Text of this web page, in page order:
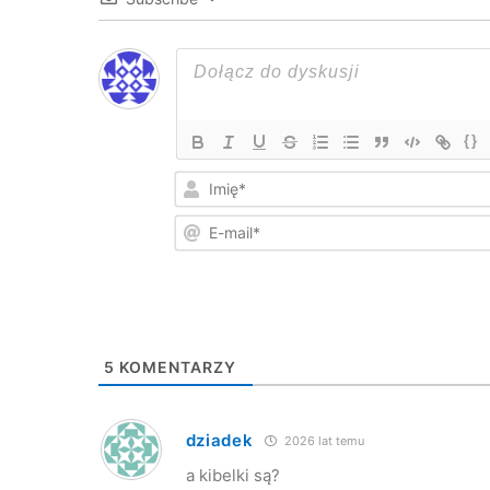
{}
5 KOMENTARZY
dziadek 2026 lat temu
a kibelki są?